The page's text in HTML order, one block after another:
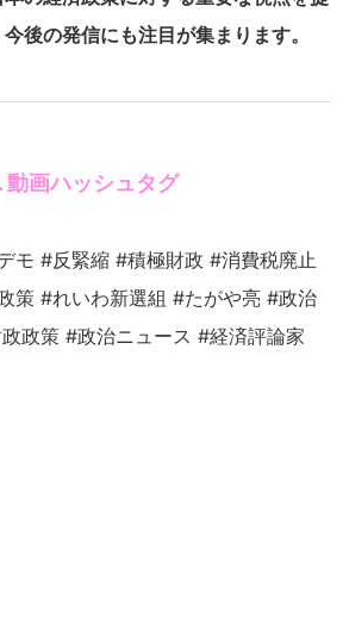
後の発信にも注目が集まります。
動画ハッシュタグ
モ #反緊縮 #積極財政 #消費税廃止
策 #れいわ新選組 #たがや亮 #政治
政策 #政治ニュース #経済評論家